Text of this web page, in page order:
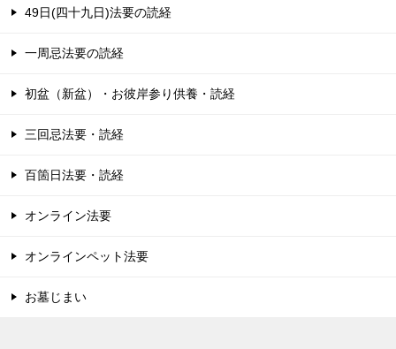
49日(四十九日)法要の読経
一周忌法要の読経
初盆（新盆）・お彼岸参り供養・読経
三回忌法要・読経
百箇日法要・読経
オンライン法要
オンラインペット法要
お墓じまい